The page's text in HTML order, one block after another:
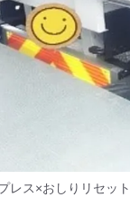
レス×おしりリセッ